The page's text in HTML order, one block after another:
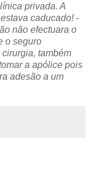
privada. A
caducado! -
não efectuara o
o seguro
também
a apólice pois
adesão a um